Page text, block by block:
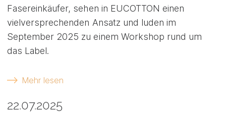
Fasereinkäufer, sehen in EUCOTTON einen
vielversprechenden Ansatz und luden im
September 2025 zu einem Workshop rund um
das Label.
Mehr lesen
22.07.2025